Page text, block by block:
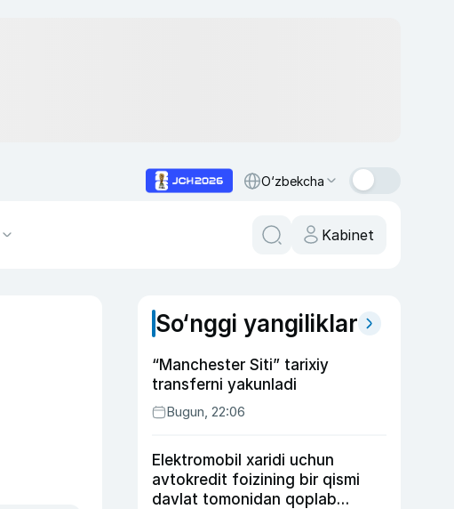
O‘zbekcha
Kabinet
So‘nggi yangiliklar
“Manchester Siti” tarixiy
transferni yakunladi
Bugun, 22:06
Elektromobil xaridi uchun
avtokredit foizining bir qismi
davlat tomonidan qoplab